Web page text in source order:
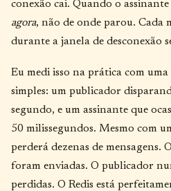
conexão cai. Quando o
agora, não de onde parou. Cada
durante a janela de desconexão
Eu medi isso na prática com
simples: um publicador
segundo, e um assinante que
50 milissegundos. Mesmo com
perderá dezenas de mensagens.
foram enviadas. O publicador
perdidas. O Redis está